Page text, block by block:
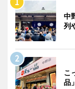
中
列
こ
品